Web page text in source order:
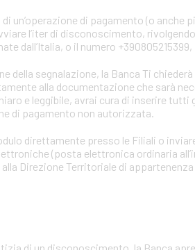
un’operazione di pagamento (o
l’iter di disconoscimento,
dall’Italia, o il numero
della segnalazione, la Banca Ti
alla documentazione che sarà
e leggibile, avrai cura di inserire
di pagamento non autorizzata.
direttamente presso le Filiali o
(posta elettronica ordinaria
Direzione Territoriale di